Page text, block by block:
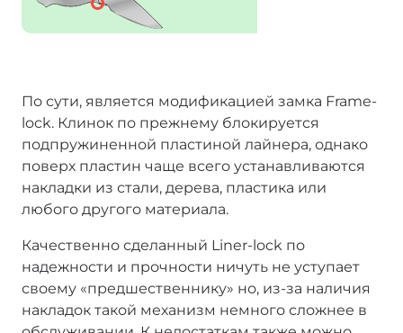
По сути, является модификацией замка Frame-
lock. Клинок по прежнему блокируется
подпружиненной пластиной лайнера, однако
поверх пластин чаще всего устанавливаются
накладки из стали, дерева, пластика или
любого другого материала.
Качественно сделанный Liner-lock по
надежности и прочности ничуть не уступает
своему «предшественнику» но, из-за наличия
накладок такой механизм немного сложнее в